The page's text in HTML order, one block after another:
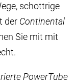
schottrige
der Continental
Sie mit mit
PowerTube